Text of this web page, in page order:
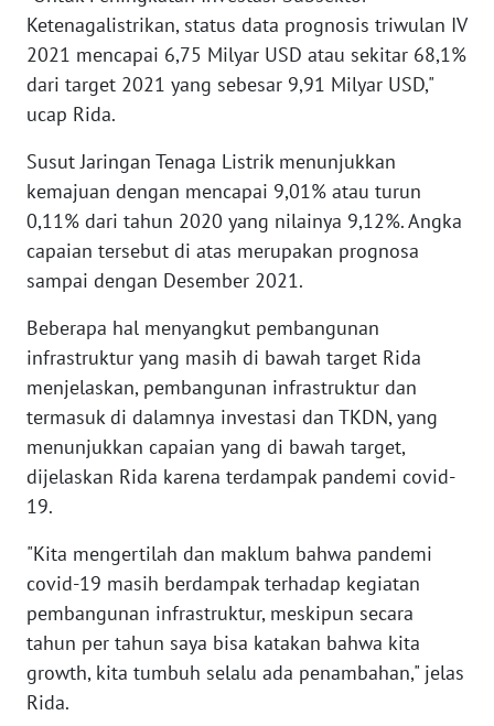
Ketenagalistrikan, status data prognosis triwulan IV
2021 mencapai 6,75 Milyar USD atau sekitar 68,1%
dari target 2021 yang sebesar 9,91 Milyar USD,"
ucap Rida.
Susut Jaringan Tenaga Listrik menunjukkan
kemajuan dengan mencapai 9,01% atau turun
0,11% dari tahun 2020 yang nilainya 9,12%. Angka
capaian tersebut di atas merupakan prognosa
sampai dengan Desember 2021.
Beberapa hal menyangkut pembangunan
infrastruktur yang masih di bawah target Rida
menjelaskan, pembangunan infrastruktur dan
termasuk di dalamnya investasi dan TKDN, yang
menunjukkan capaian yang di bawah target,
dijelaskan Rida karena terdampak pandemi covid-
19.
"Kita mengertilah dan maklum bahwa pandemi
covid-19 masih berdampak terhadap kegiatan
pembangunan infrastruktur, meskipun secara
tahun per tahun saya bisa katakan bahwa kita
growth, kita tumbuh selalu ada penambahan," jelas
Rida.
KALTARA
WN
KALSEL
WN
KALTIM
WN
SULSEL
WN
GORONTALO
WN
SULUT
WN
MALUT
WN